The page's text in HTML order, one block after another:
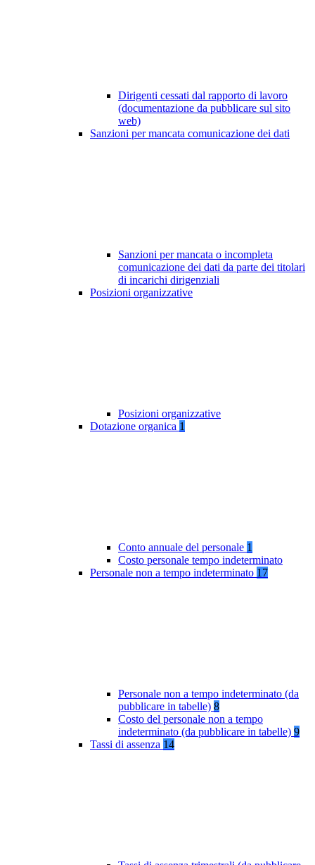
Dirigenti cessati dal rapporto di lavoro
(documentazione da pubblicare sul sito
web)
Sanzioni per mancata comunicazione dei dati
Sanzioni per mancata o incompleta
comunicazione dei dati da parte dei titolari
di incarichi dirigenziali
Posizioni organizzative
Posizioni organizzative
Dotazione organica 1
Conto annuale del personale 1
Costo personale tempo indeterminato
Personale non a tempo indeterminato 17
Personale non a tempo indeterminato (da
pubblicare in tabelle) 8
Costo del personale non a tempo
indeterminato (da pubblicare in tabelle) 9
Tassi di assenza 14